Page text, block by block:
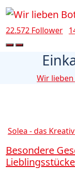
22.572 Follower
Wir
Solea - das
Besondere